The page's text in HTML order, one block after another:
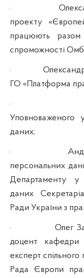
·
проекту
працюють разом
спроможності
·
ГО «Платформа
·
Уповноваженого
даних;
·
персональних
Департаменту у
даних
Ради України з
·
Олег
доцент кафедри
експерт
Рада Європи